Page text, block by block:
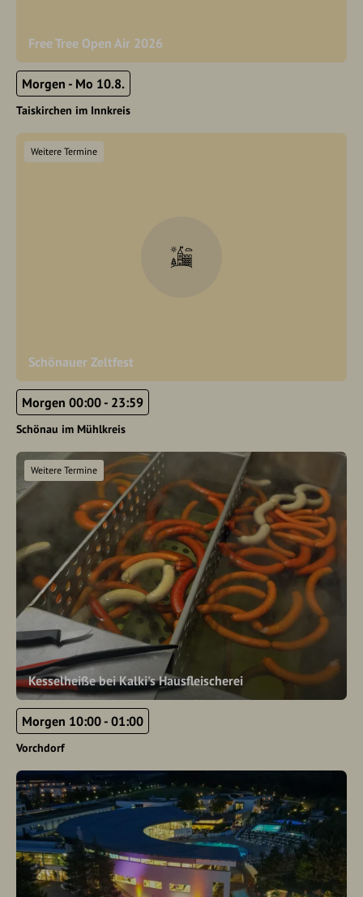
Free Tree Open Air 2026
Morgen - Mo 10.8.
Taiskirchen im Innkreis
Schönauer Zeltfest
Weitere Termine
Morgen 00:00 - 23:59
Schönau im Mühlkreis
Kesselheiße bei Kalki's Hausfleischerei
Weitere Termine
Morgen 10:00 - 01:00
Vorchdorf